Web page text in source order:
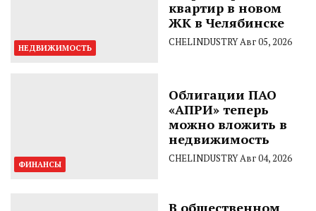
НЕДВИЖИМОСТЬ
квартир в новом
ЖК в Челябинске
CHELINDUSTRYАвг 05, 2026
ФИНАНСЫ
Облигации ПАО
«АПРИ» теперь
можно вложить в
недвижимость
CHELINDUSTRYАвг 04, 2026
В общественном